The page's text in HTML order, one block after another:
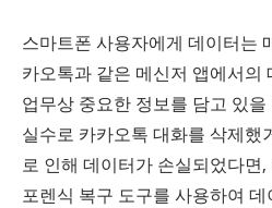
스마트폰 사용자에게 데이터는
카오톡과 같은 메신저 앱에서의
업무상 중요한 정보를 담고 있
실수로 카카오톡 대화를 삭제했
로 인해 데이터가 손실되었다면
포렌식 복구 도구를 사용하여